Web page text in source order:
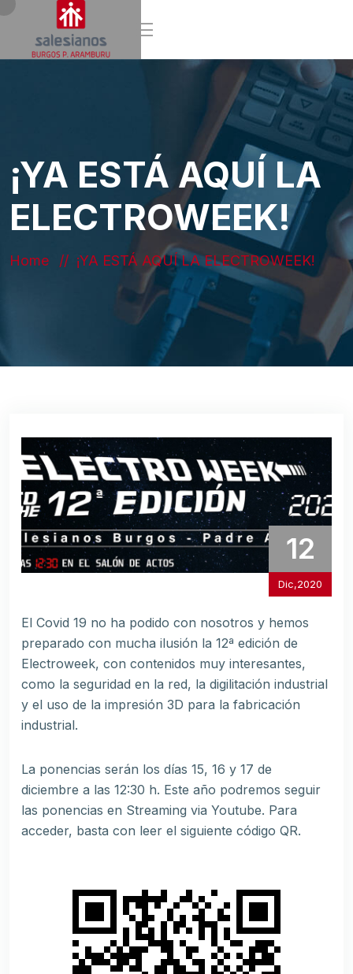
¡YA ESTÁ AQUÍ LA
ELECTROWEEK!
Home ¡YA ESTÁ AQUÍ LA ELECTROWEEK!
12
Dic,2020
El Covid 19 no ha podido con nosotros y hemos
preparado con mucha ilusión la 12ª edición de
Electroweek, con contenidos muy interesantes,
como la seguridad en la red, la digilitación industrial
y el uso de la impresión 3D para la fabricación
industrial.
La ponencias serán los días 15, 16 y 17 de
diciembre a las 12:30 h. Este año podremos seguir
las ponencias en Streaming via Youtube. Para
acceder, basta con leer el siguiente código QR.